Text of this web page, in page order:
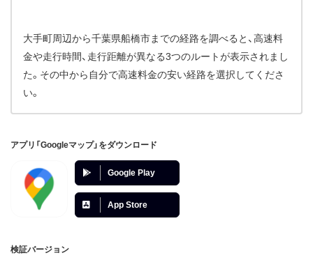
大手町周辺から千葉県船橋市までの経路を調べると、高速料
金や走行時間、走行距離が異なる3つのルートが表示されまし
た。その中から自分で高速料金の安い経路を選択してくださ
い。
アプリ「Googleマップ」をダウンロード
Google Play
App Store
検証バージョン